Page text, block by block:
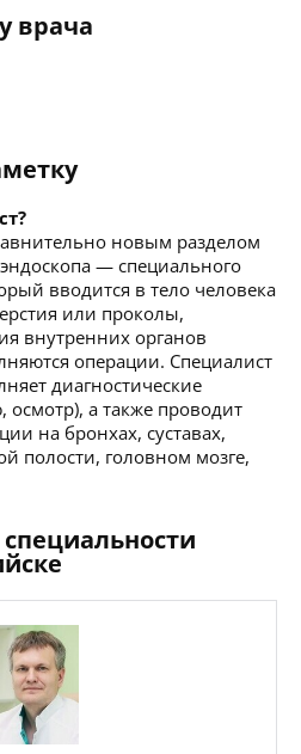
врача
новым разделом
— специального
вводится в тело человека
или проколы,
внутренних органов
операции. Специалист
диагностические
а также проводит
на бронхах, суставах,
полости, головном мозге,